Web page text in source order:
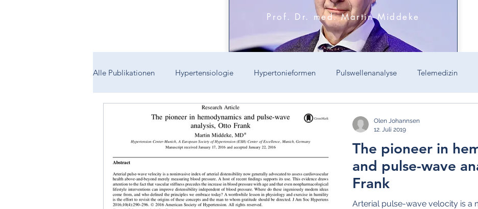
Prof. Dr. med. Martin Middeke
Alle Publikationen Hypertensiologie Hypertonieformen Pulswellenanalyse Telemedizin
Schwangerschaftshypertonie Hypertonie-Therapie
Blutdruckvariabilität Juvenile
Maskierte Hypertonie Isolierte Systolische Hypertonie
The pioneer in
and pulse-wave
Frank
Arterial pulse-wave velocity is a
Olen Johannsen
12. Juli 2019